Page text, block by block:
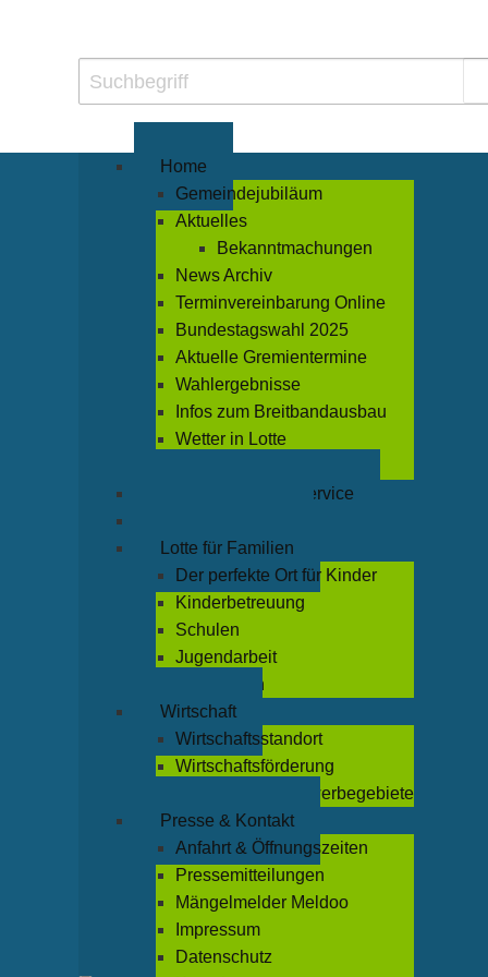
Home
Gemeindejubiläum
Aktuelles
Bekanntmachungen
News Archiv
Terminvereinbarung Online
Bundestagswahl 2025
Aktuelle Gremientermine
Wahlergebnisse
Infos zum Breitbandausbau
Wetter in Lotte
Rathaus & Bürgerservice
Lotte für Familien
Der perfekte Ort für Kinder
Kinderbetreuung
Schulen
Jugendarbeit
Büchereien
Wirtschaft
Wirtschaftsstandort
Wirtschaftsförderung
Industrie- und Gewerbegebiete
Presse & Kontakt
Anfahrt & Öffnungszeiten
Pressemitteilungen
Mängelmelder Meldoo
Impressum
Datenschutz